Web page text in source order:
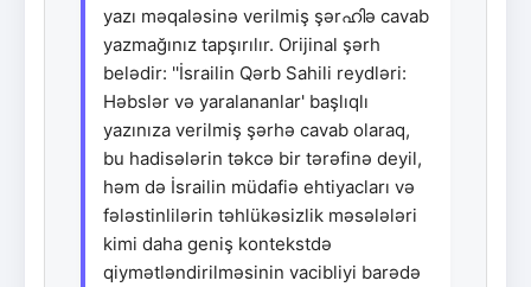
yazı məqaləsinə verilmiş şərഹിə cavab
yazmağınız tapşırılır. Orijinal şərh
belədir: ''İsrailin Qərb Sahili reydləri:
Həbslər və yaralananlar' başlıqlı
yazınıza verilmiş şərhə cavab olaraq,
bu hadisələrin təkcə bir tərəfinə deyil,
həm də İsrailin müdafiə ehtiyacları və
fələstinlilərin təhlükəsizlik məsələləri
kimi daha geniş kontekstdə
qiymətləndirilməsinin vacibliyi barədə